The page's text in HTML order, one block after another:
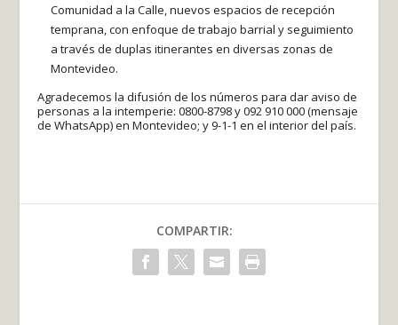
Comunidad a la Calle, nuevos espacios de recepción
temprana, con enfoque de trabajo barrial y seguimiento
a través de duplas itinerantes en diversas zonas de
Montevideo.
Agradecemos la difusión de los números para dar aviso de
personas a la intemperie: 0800-8798 y 092 910 000 (mensaje
de WhatsApp) en Montevideo; y 9-1-1 en el interior del país.
COMPARTIR: